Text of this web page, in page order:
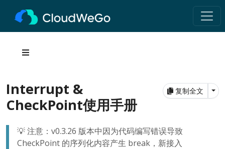
复制全文
Interrupt &
CheckPoint使用手册
💡 注意：v0.3.26 版本中因为代码编写错误导致
CheckPoint 的序列化内容产生 break，新接入